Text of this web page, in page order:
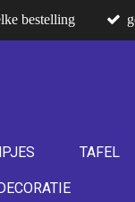
bestelling
TAFEL